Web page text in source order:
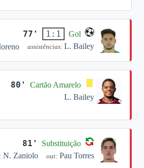
77' 1:1
Gol
assistências: L. Bailey
80'
Cartão Amarelo
L. Bailey
81' Substituição
N. Zaniolo out: Pau Torres